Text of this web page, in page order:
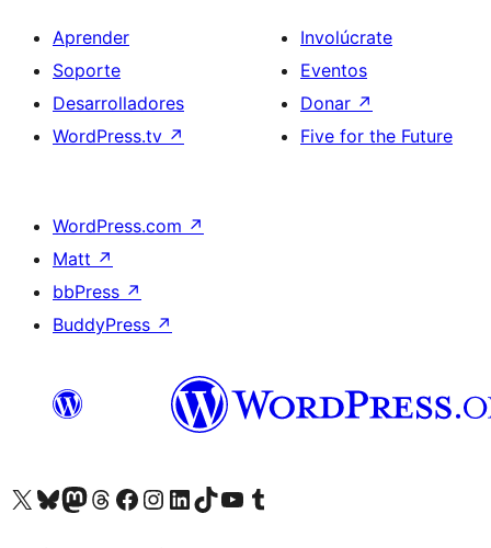
Aprender
Soporte
Desarrolladores
WordPress.tv ↗
Involúcrate
Eventos
Donar ↗
Five for the Future
WordPress.com ↗
Matt ↗
bbPress ↗
BuddyPress ↗
Visita nuestra cuenta de X (anteriormente Twitter)
Visita nuestra cuenta de Bluesky
Visita nuestra cuenta de Mastodon
Visita nuestra cuenta de Threads
Visita nuestra página de Facebook
Visita nuestra cuenta de Instagram
Visita nuestra cuenta de LinkedIn
Visita nuestra cuenta de TikTok
Visita nuestro canal de YouTube
Visita nuestra cuenta de Tumblr